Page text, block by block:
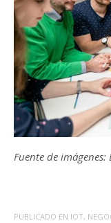
Fuente de imágenes:
PUBLICADO EN IOT,